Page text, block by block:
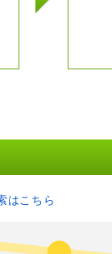
はこちら